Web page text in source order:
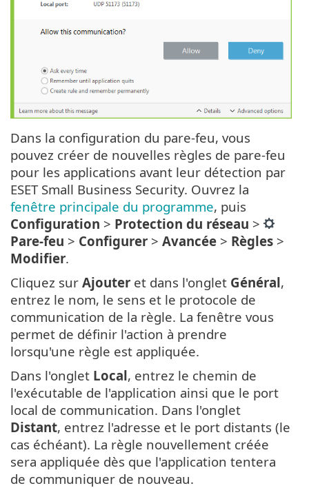
Dans la configuration du pare-feu, vous
pouvez créer de nouvelles règles de pare-feu
pour les applications avant leur détection par
ESET Small Business Security. Ouvrez la
fenêtre principale du programme, puis
Configuration > Protection du réseau >
Pare-feu > Configurer > Avancée > Règles >
Modifier.
Cliquez sur Ajouter et dans l'onglet Général,
entrez le nom, le sens et le protocole de
communication de la règle. La fenêtre vous
permet de définir l'action à prendre
lorsqu'une règle est appliquée.
Dans l'onglet Local, entrez le chemin de
l'exécutable de l'application ainsi que le port
local de communication. Dans l'onglet
Distant, entrez l'adresse et le port distants (le
cas échéant). La règle nouvellement créée
sera appliquée dès que l'application tentera
de communiquer de nouveau.